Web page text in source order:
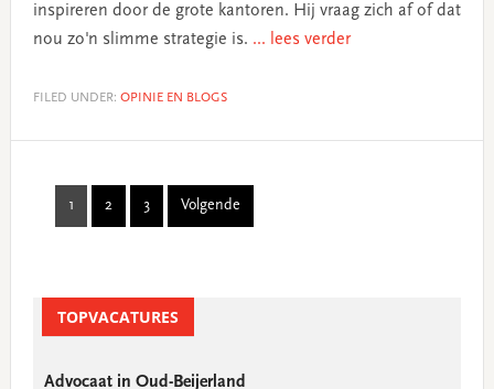
inspireren door de grote kantoren. Hij vraag zich af of dat
nou zo'n slimme strategie is. ... lees verder
FILED UNDER: OPINIE EN BLOGS
Page
1 Page
2 Page
3 Volgende
Primary
Sidebar
TOPVACATURES
Advocaat in Oud-Beijerland